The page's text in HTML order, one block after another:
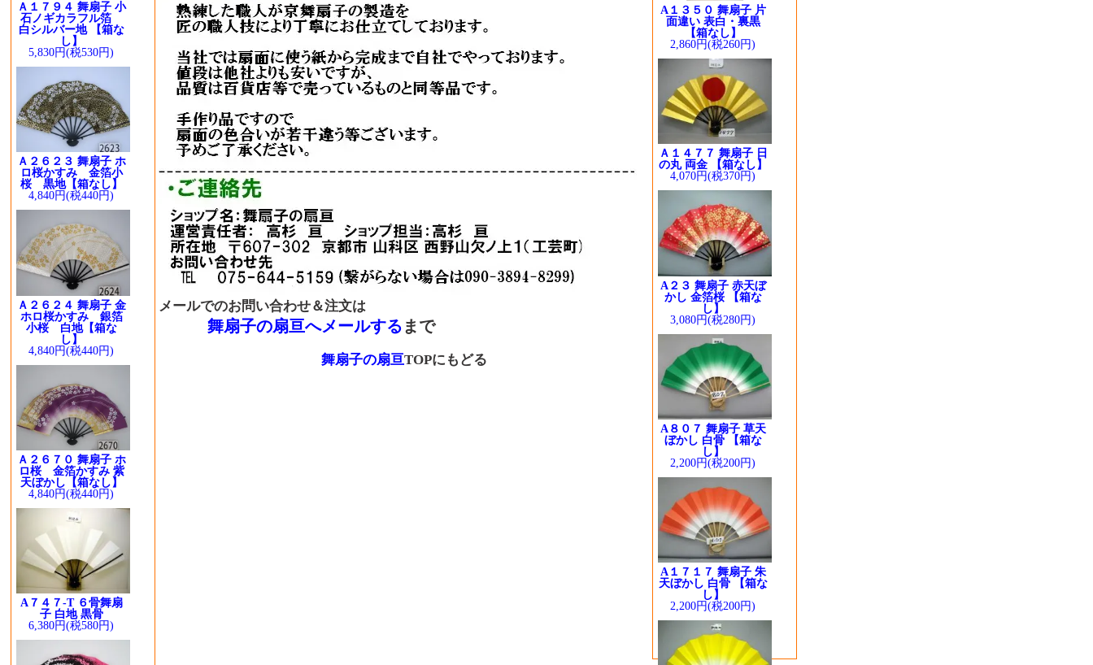
Ａ１７９４ 舞扇子 小
石ノギカラフル箔
白シルバー地 【箱な
し】
5,830円(税530円)
Ａ２６２３ 舞扇子 ホ
ロ桜かすみ 金箔小
桜 黒地【箱なし】
4,840円(税440円)
Ａ２６２４ 舞扇子 金
ホロ桜かすみ 銀箔
小桜 白地【箱な
し】
4,840円(税440円)
Ａ２６７０ 舞扇子 ホ
ロ桜 金箔かすみ 紫
天ぼかし【箱なし】
4,840円(税440円)
A７４７-T ６骨舞扇
子 白地 黒骨
6,380円(税580円)
メールでのお問い合わせ＆注文は
舞扇子の扇亘へメールする まで
舞扇子の扇亘TOPにもどる
A１３５０ 舞扇子 片
面違い 表白・裏黒
【箱なし】
2,860円(税260円)
Ａ１４７７ 舞扇子 日
の丸 両金 【箱なし】
4,070円(税370円)
A２３ 舞扇子 赤天ぼ
かし 金箔桜 【箱な
し】
3,080円(税280円)
A８０７ 舞扇子 草天
ぼかし 白骨 【箱な
し】
2,200円(税200円)
A１７１７ 舞扇子 朱
天ぼかし 白骨 【箱な
し】
2,200円(税200円)